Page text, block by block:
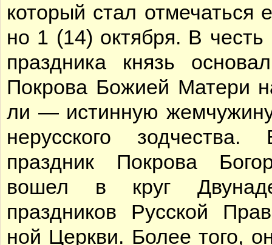
ко­то­рый стал от­ме­чать­ся
но 1 (14) ок­тяб­ря. В честь
празд­ни­ка князь
По­кро­ва Бо­жи­ей Ма­те­ри
ли — ис­тин­ную
не­рус­ско­го зод­че­ства.
празд­ник По­кро­ва
во­шел в круг
празд­ни­ков Рус­ской
ной Церк­ви. Бо­лее то­го,